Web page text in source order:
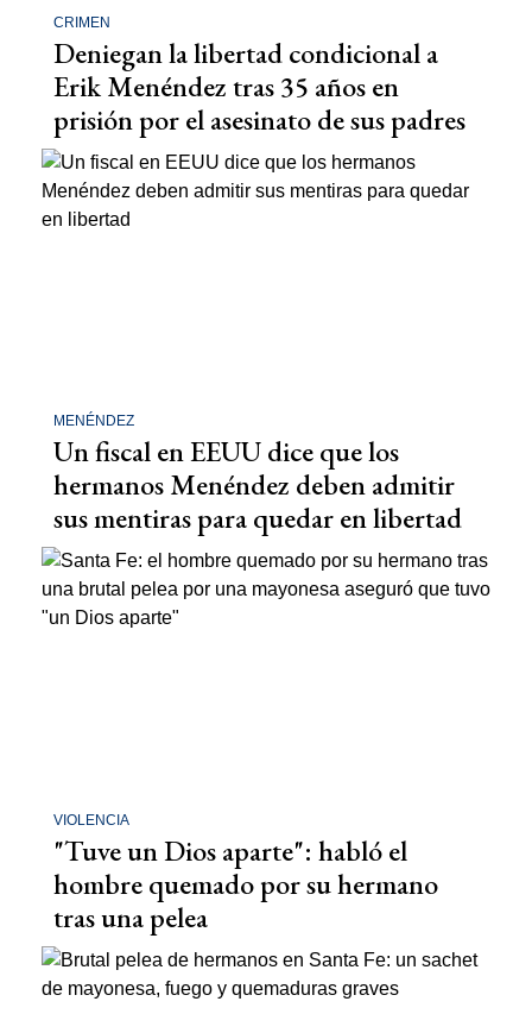
CRIMEN
Deniegan la libertad condicional a
Erik Menéndez tras 35 años en
prisión por el asesinato de sus padres
MENÉNDEZ
Un fiscal en EEUU dice que los
hermanos Menéndez deben admitir
sus mentiras para quedar en libertad
VIOLENCIA
"Tuve un Dios aparte": habló el
hombre quemado por su hermano
tras una pelea